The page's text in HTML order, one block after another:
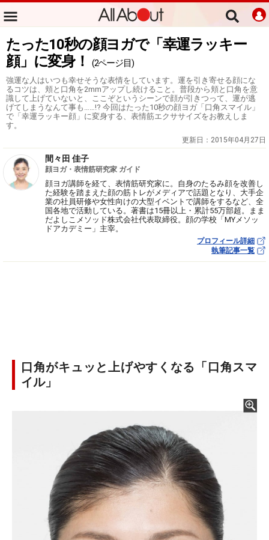
たった10秒の顔ヨガで「幸運ラッキー
顔」に変身！
(2ページ目)
強運な人はいつも幸せそうな表情をしています。運を引き寄せる顔にな
るコツは、頬と口角を2mmアップし続けること。普段から頬と口角を意
識して上げていないと、ここぞというシーンで顔が引きつって、運が逃
げてしまうなんて事も……!? 今回はたった10秒の顔ヨガ「口角スマイル」
で「幸運ラッキー顔」に変身する、表情筋エクササイズをお教えしま
す。
更新日： 2015年04月27日
間々田 佳子
顔ヨガ・表情筋研究家 ガイド
顔ヨガ講師を経て、表情筋研究家に。自身のたるみ顔を改善し
た経験を踏まえた顔の筋トレがメディアで話題となり、大手企
業の社員研修や女性向けの大型イベントで講師をするなど、全
国各地で活動している。著書は15冊以上・累計55万部超。まま
だよしこメソッド株式会社代表取締役。顔の学校「MYメソッ
ドアカデミー」主宰。
プロフィール詳細
執筆記事一覧
口角がキュッと上げやすくなる「口角スマ
イル」